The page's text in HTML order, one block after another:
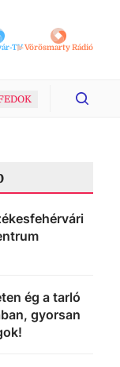
TVVörösmarty Rádió
ég a tarló
gyorsan